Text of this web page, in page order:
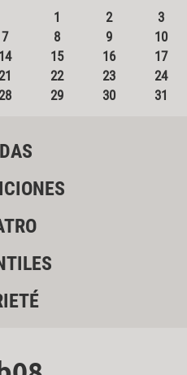
1
2
3
7 8 9
10
14 15 16
17
21 22 23
24
28 29 30 31